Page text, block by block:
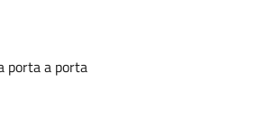
porta a porta